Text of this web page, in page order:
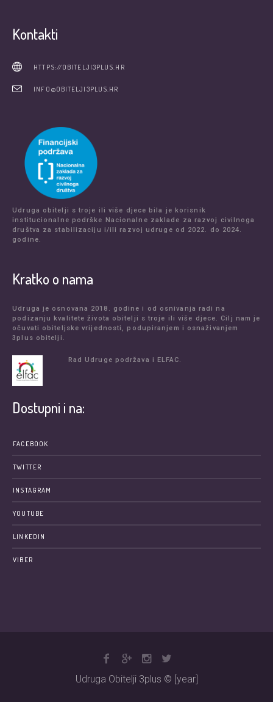
Kontakti
HTTPS://OBITELJI3PLUS.HR
INFO@OBITELJI3PLUS.HR
Udruga obitelji s troje ili više djece bila je korisnik
institucionalne podrške Nacionalne zaklade za razvoj civilnoga
društva za stabilizaciju i/ili razvoj udruge od 2022. do 2024.
godine.
Kratko o nama
Udruga je osnovana 2018. godine i od osnivanja radi na
podizanju kvalitete života obitelji s troje ili više djece. Cilj nam je
očuvati obiteljske vrijednosti, podupiranjem i osnaživanjem
3plus obitelji.
Rad Udruge podržava i ELFAC.
Dostupni i na:
FACEBOOK
TWITTER
INSTAGRAM
YOUTUBE
LINKEDIN
VIBER
Udruga Obitelji 3plus © [year]